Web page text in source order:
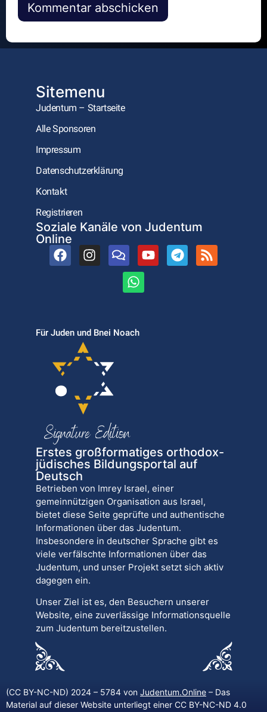
Alternative:
Sitemenu
Judentum – Startseite
Alle Sponsoren
Impressum
Datenschutzerklärung
Kontakt
Registrieren
Soziale Kanäle von Judentum
Online
Für Juden und Bnei Noach
Erstes großformatiges orthodox-
jüdisches Bildungsportal auf
Deutsch
Betrieben von Imrey Israel, einer
gemeinnützigen Organisation aus Israel,
bietet diese Seite geprüfte und authentische
Informationen über das Judentum.
Insbesondere in deutscher Sprache gibt es
viele verfälschte Informationen über das
Judentum, und unser Projekt setzt sich aktiv
dagegen ein.
Unser Ziel ist es, den Besuchern unserer
Website, eine zuverlässige Informationsquelle
zum Judentum bereitzustellen.
(CC BY-NC-ND) 2024 – 5784 von Judentum.Online – Das
Material auf dieser Website unterliegt einer CC BY-NC-ND 4.0